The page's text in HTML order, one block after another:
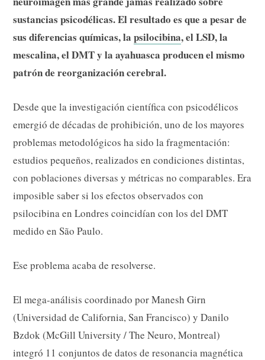
sustancias psicodélicas. El resultado es que a pesar de
sus diferencias químicas, la psilocibina, el LSD, la
mescalina, el DMT y la ayahuasca producen el mismo
patrón de reorganización cerebral.
Desde que la investigación científica con psicodélicos
emergió de décadas de prohibición, uno de los mayores
problemas metodológicos ha sido la fragmentación:
estudios pequeños, realizados en condiciones distintas,
con poblaciones diversas y métricas no comparables. Era
imposible saber si los efectos observados con
psilocibina en Londres coincidían con los del DMT
medido en São Paulo.
Ese problema acaba de resolverse.
El mega-análisis coordinado por Manesh Girn
(Universidad de California, San Francisco) y Danilo
Bzdok (McGill University / The Neuro, Montreal)
integró 11 conjuntos de datos de resonancia magnética